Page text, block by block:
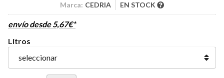
Marca: CEDRIA EN STOCK
envío desde5,67€*
Litros